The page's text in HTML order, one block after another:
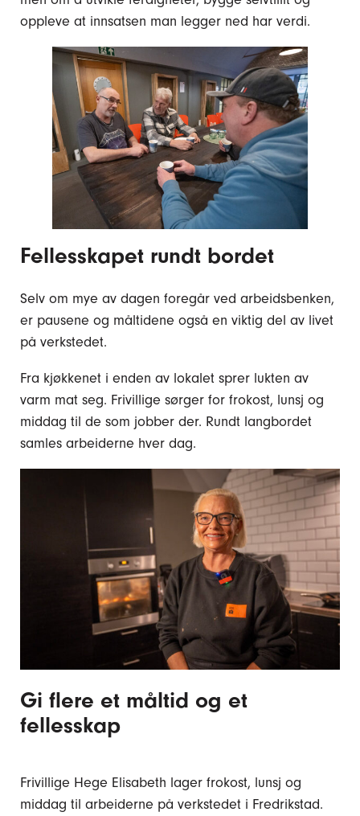
oppleve at innsatsen man legger ned har verdi.
Fellesskapet rundt bordet
Selv om mye av dagen foregår ved arbeidsbenken,
er pausene og måltidene også en viktig del av livet
på verkstedet.
Fra kjøkkenet i enden av lokalet sprer lukten av
varm mat seg. Frivillige sørger for frokost, lunsj og
middag til de som jobber der. Rundt langbordet
samles arbeiderne hver dag.
Gi flere et måltid og et
fellesskap
Frivillige Hege Elisabeth lager frokost, lunsj og
middag til arbeiderne på verkstedet i Fredrikstad.